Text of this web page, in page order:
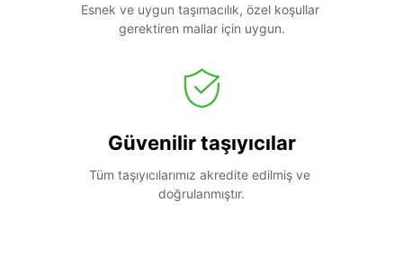
Esnek ve uygun taşımacılık, özel koşullar
gerektiren mallar için uygun.
Güvenilir taşıyıcılar
Tüm taşıyıcılarımız akredite edilmiş ve
doğrulanmıştır.